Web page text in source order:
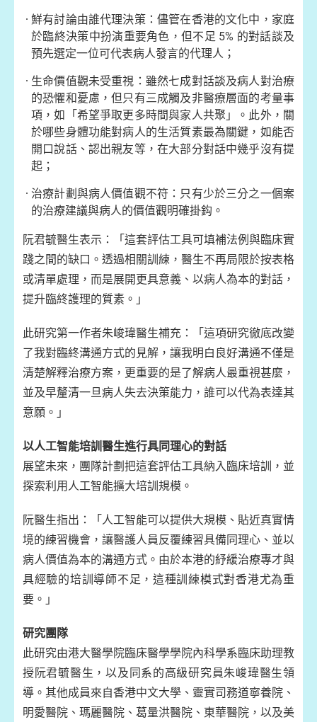
鮮有討論由誰代理決策：儘管在香港的文化中，家庭
於臨終決策中扮演重要角色，但不足 5% 的對話談及
預先選定一位可代表病人發言的代理人；
生命價值觀未受重視：雖然七成對話談及病人對治療
的恐懼和憂慮，但只有三成觸及非醫療層面的考量事
項，如「希望爭取更多時間與家人共聚」。此外，關
於哪些身體功能對病人的生活質素最為關鍵，如能否
開口說話、認出親友等，在大部分對話中幾乎沒有提
起；
治療計劃與病人價值觀不符：只有少於三分之一個案
的治療建議與病人的價值觀明確掛鈎。
阮君毓醫生表示：「這套評估工具可填補法例與臨床實
踐之間的缺口。透過相關訓練，醫生不再局限於按表格
或清單處理，而是展開更具意義、以病人為本的對話，
提升臨終護理的質素。」
此研究第一作者朱峻瑋醫生補充：「這項研究徹底改變
了我對臨終溝通方式的見解，讓我明白良好溝通不僅是
清楚解釋治療方案，更重要的是了解病人最重視甚麼，
並及早釐清一旦病人失去決策能力，誰可以代為表達其
意願。」
以人工智能培訓醫生進行具同理心的對話
展望未來，團隊計劃把這套評估工具納入臨床培訓，並
探索利用人工智能擴大培訓規模。
阮醫生指出：「人工智能可以提供大規模、貼近真實情
境的練習機會，讓醫護人員反覆練習具備同理心、並以
病人價值為本的溝通方式。由於本港的紓緩治療專才與
具經驗的培訓導師不足，這種訓練模式對香港尤為重
要。」
研究團隊
此研究由港大醫學院臨床醫學學院內科學系臨床助理教
授阮君毓醫生，以及同系的高級研究員朱峻瑋醫生領
導。其他成員來自香港中文大學、靈實司務道寧養院、
明愛醫院、瑪麗醫院、葛量洪醫院、東華醫院，以及美